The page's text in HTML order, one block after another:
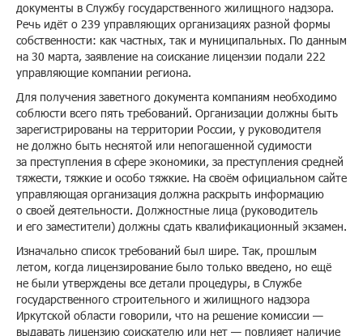
документы в Службу государственного жилищного надзора.
Речь идёт о 239 управляющих организациях разной формы
собственности: как частных, так и муниципальных. По данным
на 30 марта, заявление на соискание лицензии подали 222
управляющие компании региона.
Для получения заветного документа компаниям необходимо
соблюсти всего пять требований. Организации должны быть
зарегистрированы на территории России, у руководителя
не должно быть неснятой или непогашенной судимости
за преступления в сфере экономики, за преступления средней
тяжести, тяжкие и особо тяжкие. На своём официальном сайте
управляющая организация должна раскрыть информацию
о своей деятельности. Должностные лица (руководитель
и его заместители) должны сдать квалификационный экзамен.
Изначально список требований был шире. Так, прошлым
летом, когда лицензирование было только введено, но ещё
не были утверждены все детали процедуры, в Службе
государственного строительного и жилищного надзора
Иркутской области говорили, что на решение комиссии —
выдавать лицензию соискателю или нет — повлияет наличие